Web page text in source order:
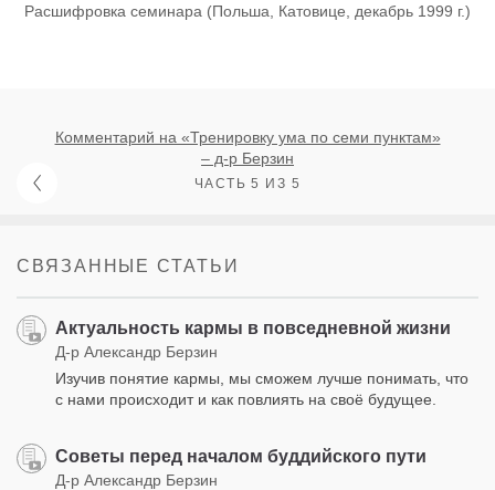
Расшифровка семинара (Польша, Катовице, декабрь 1999 г.)
Комментарий на «Тренировку ума по семи пунктам»
– д-р Берзин
ЧАСТЬ 5 ИЗ 5
СВЯЗАННЫЕ СТАТЬИ
Актуальность кармы в повседневной жизни
Д-р Александр Берзин
Изучив понятие кармы, мы сможем лучше понимать, что
с нами происходит и как повлиять на своё будущее.
Советы перед началом буддийского пути
Д-р Александр Берзин